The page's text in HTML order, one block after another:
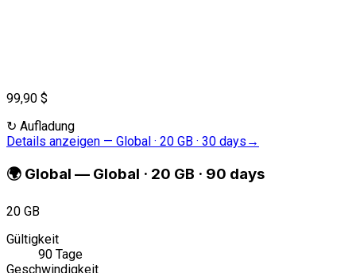
99,90 $
↻ Aufladung
Details anzeigen — Global · 20 GB · 30 days →
🌍 Global — Global · 20 GB · 90 days
20 GB
Gültigkeit
90 Tage
Geschwindigkeit